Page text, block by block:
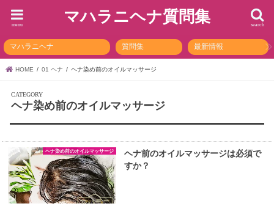
マハラニヘナ質問集 search
menu
マハラニヘナ 質問集 最新情報
HOME 01 ヘナ ヘナ染め前のオイルマッサージ
ヘナ染め前のオイルマッサージ
ヘナ染め前のオイルマッサージ
ヘナ前のオイルマッサージは必須で
すか？